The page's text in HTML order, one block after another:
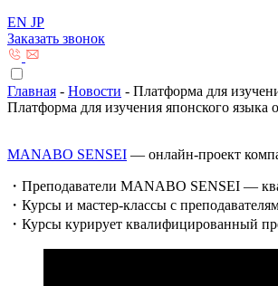
EN JP
Заказать звонок
Главная - Новости - Платформа для
Платформа для изучения японского
MANABO SENSEI — онлайн-проект
・Преподаватели MANABO SENSEI —
・Курсы и мастер-классы с
・Курсы курирует квалифицированный